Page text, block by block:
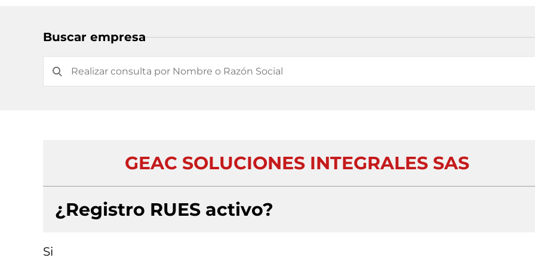
Buscar empresa
GEAC SOLUCIONES INTEGRALES SAS
¿Registro RUES activo?
Si